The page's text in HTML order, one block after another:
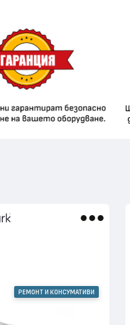
РЕМОНТ И КОНСУМАТИВИ